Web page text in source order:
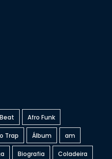
Afro Funk
Trap Álbum am
Biografia Coladeira